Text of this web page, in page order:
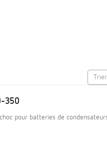
350
pour batteries de